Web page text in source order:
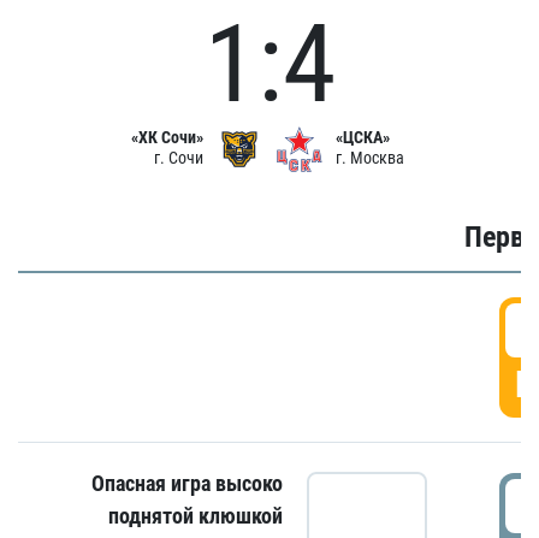
«ХК Сочи»
г. Сочи
1:4
«ЦСКА»
г. Москва
Опасная игра высоко
поднятой клюшкой